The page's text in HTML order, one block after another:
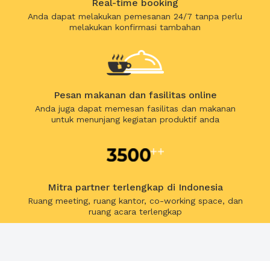
Real-time booking
Anda dapat melakukan pemesanan 24/7 tanpa perlu
melakukan konfirmasi tambahan
Pesan makanan dan fasilitas online
Anda juga dapat memesan fasilitas dan makanan
untuk menunjang kegiatan produktif anda
Mitra partner terlengkap di Indonesia
Ruang meeting, ruang kantor, co-working space, dan
ruang acara terlengkap